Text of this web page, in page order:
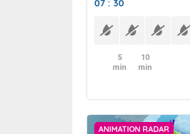
07 : 30
5
min
10
min
ANIMATION RADAR